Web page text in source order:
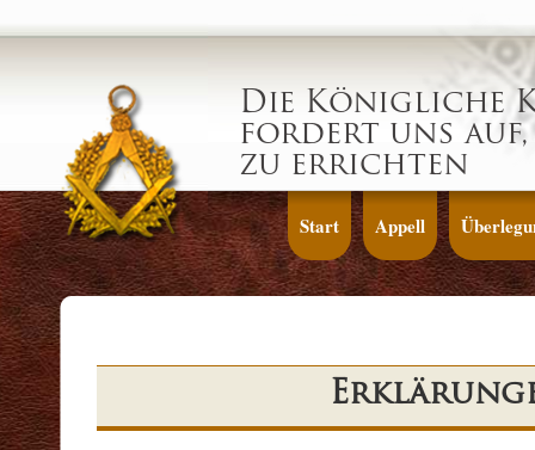
Die Königliche
fordert uns auf,
zu errichten
Start Appell